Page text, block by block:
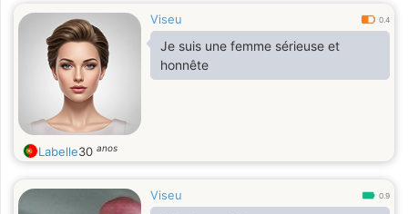
Viseu 0.4
Je suis une femme sérieuse et
honnête
Labelle30 anos
Viseu 0.9